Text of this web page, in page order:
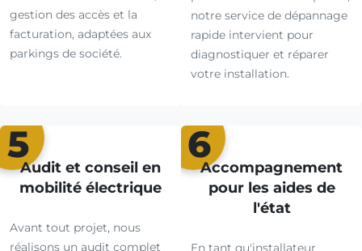
gestion des accès et la
facturation, adaptées aux
parkings de société.
notre service de dépannage
rapide intervient pour
diagnostiquer et réparer
votre installation.
5
Audit et conseil en
mobilité électrique
Avant tout projet, nous
réalisons un audit complet
6
Accompagnement
pour les aides de
l'état
En tant qu'installateur